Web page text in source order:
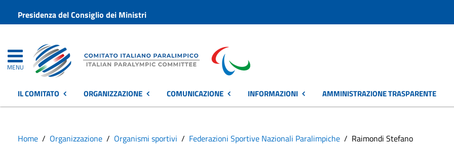
Presidenza del Consiglio dei Ministri
MENU
IL COMITATO ORGANIZZAZIONE COMUNICAZIONE INFORMAZIONI AMMINISTRAZIONE TRASPARENTE
Home Organizzazione Organismi sportivi Federazioni Sportive Nazionali Paralimpiche Raimondi Stefano